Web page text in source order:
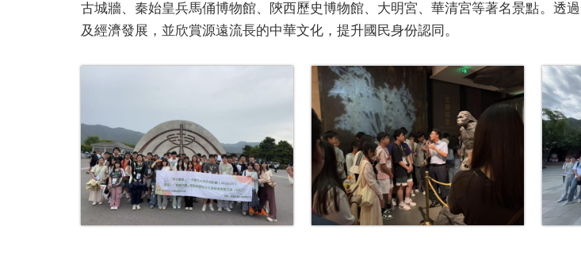
古城牆、秦始皇兵馬俑博物館、陝西歷史博物館、大明宮、華清宮等著名景點。透
及經濟發展，並欣賞源遠流長的中華文化，提升國民身份認同。